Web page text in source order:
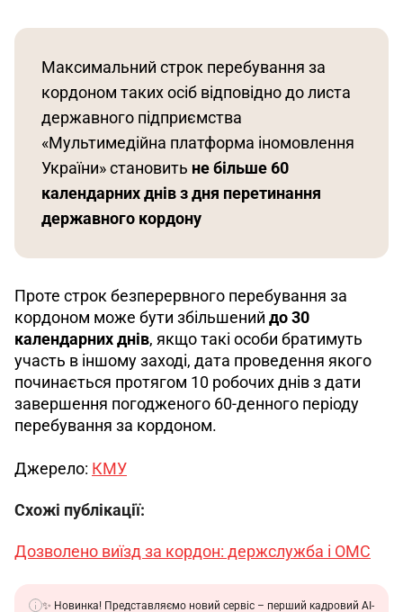
Максимальний строк перебування за
кордоном таких осіб відповідно до листа
державного підприємства
«Мультимедійна платформа іномовлення
України» становить не більше 60
календарних днів з дня перетинання
державного кордону
Проте строк безперервного перебування за
кордоном може бути збільшений до 30
календарних днів, якщо такі особи братимуть
участь в іншому заході, дата проведення якого
починається протягом 10 робочих днів з дати
завершення погодженого 60-денного періоду
перебування за кордоном.
Джерело: КМУ
Схожі публікації:
Дозволено виїзд за кордон: держслужба і ОМС
✨ Новинка! Представляємо новий сервіс – перший кадровий АІ-